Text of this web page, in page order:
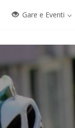
Gare e Eventi